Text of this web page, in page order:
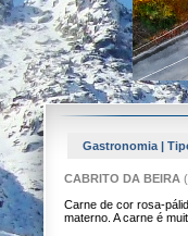
Gastronomia |
CABRITO DA BEIRA
Carne de cor rosa-
materno. A carne é